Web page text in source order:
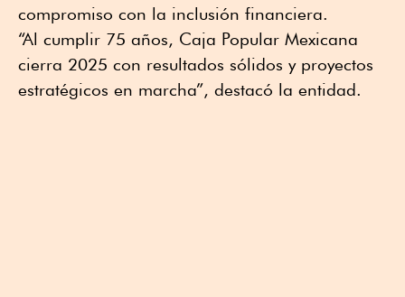
compromiso con la inclusión financiera.
“Al cumplir 75 años, Caja Popular Mexicana
cierra 2025 con resultados sólidos y proyectos
estratégicos en marcha”, destacó la entidad.